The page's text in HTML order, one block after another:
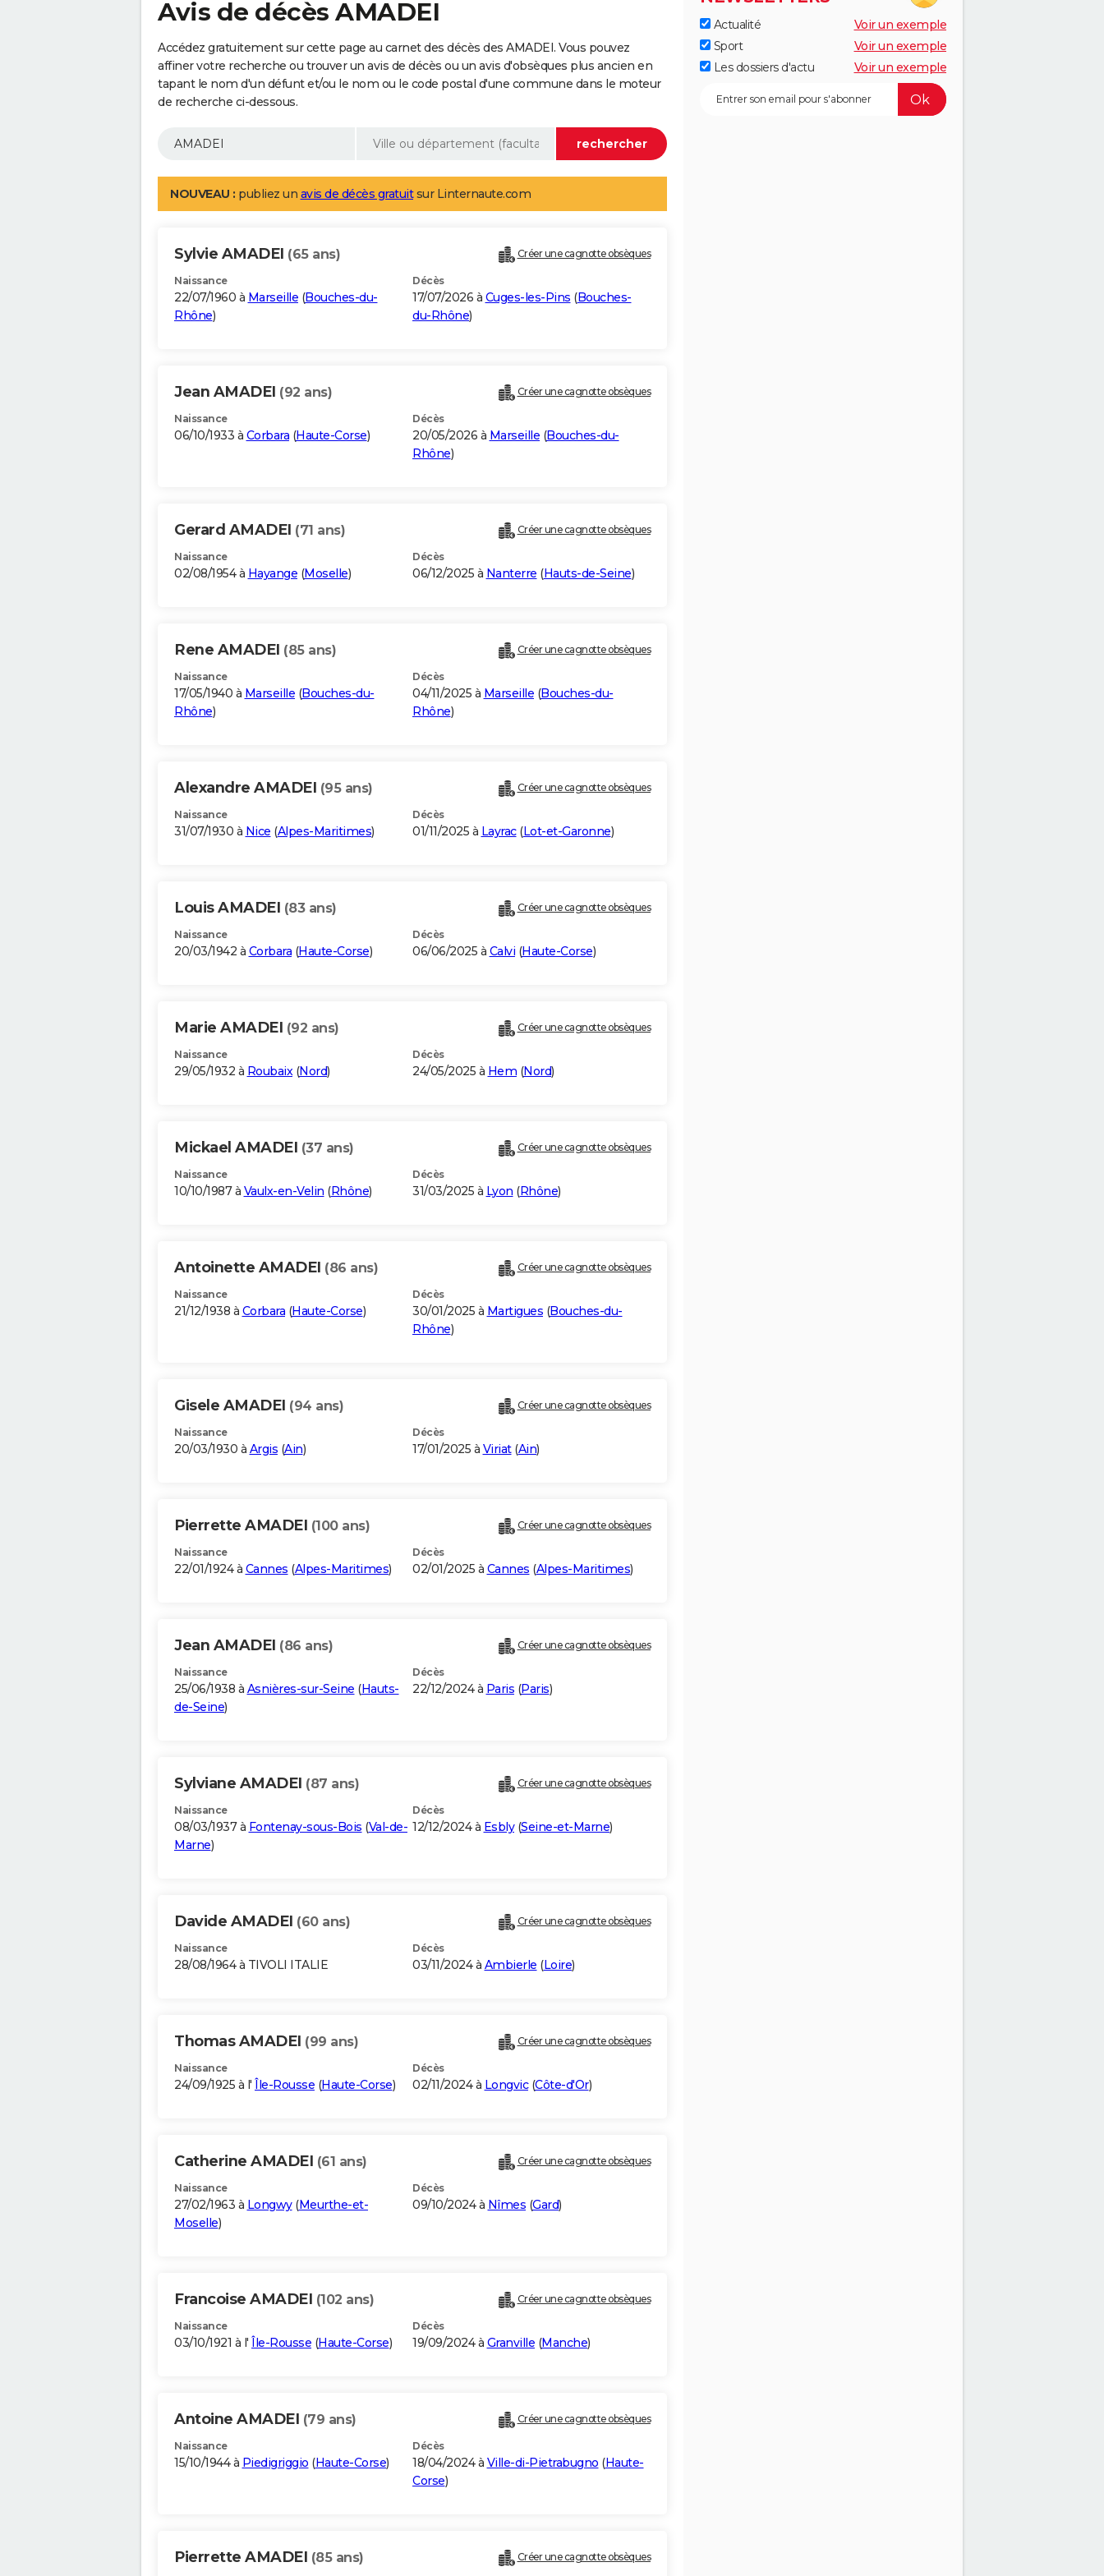
Avis de décès AMADEI
Accédez gratuitement sur cette page au carnet des décès des AMADEI. Vous pouvez
affiner votre recherche ou trouver un avis de décès ou un avis d'obsèques plus ancien en
tapant le nom d'un défunt et/ou le nom ou le code postal d'une commune dans le moteur
de recherche ci-dessous.
NOUVEAU : publiez un avis de décès gratuitsur Linternaute.com
Sylvie AMADEI (65 ans) Créer une cagnotte obsèques
Naissance
22/07/1960 à Marseille (Bouches-du-
Rhône)
Décès
17/07/2026 à Cuges-les-Pins (Bouches-
du-Rhône)
Jean AMADEI (92 ans) Créer une cagnotte obsèques
Naissance
06/10/1933 à Corbara (Haute-Corse)
Décès
20/05/2026 à Marseille (Bouches-du-
Rhône)
Gerard AMADEI (71 ans) Créer une cagnotte obsèques
Naissance
02/08/1954 à Hayange (Moselle)
Décès
06/12/2025 à Nanterre (Hauts-de-Seine)
Rene AMADEI (85 ans) Créer une cagnotte obsèques
Naissance
17/05/1940 à Marseille (Bouches-du-
Rhône)
Décès
04/11/2025 à Marseille (Bouches-du-
Rhône)
Alexandre AMADEI (95 ans) Créer une cagnotte obsèques
Naissance
31/07/1930 à Nice (Alpes-Maritimes)
Décès
01/11/2025 à Layrac(Lot-et-Garonne)
Louis AMADEI (83 ans) Créer une cagnotte obsèques
Naissance
20/03/1942 à Corbara (Haute-Corse)
Décès
06/06/2025 à Calvi (Haute-Corse)
Marie AMADEI (92 ans) Créer une cagnotte obsèques
Naissance
29/05/1932 à Roubaix(Nord)
Décès
24/05/2025 à Hem (Nord)
Mickael AMADEI (37 ans) Créer une cagnotte obsèques
Naissance
10/10/1987 à Vaulx-en-Velin (Rhône)
Décès
31/03/2025 à Lyon (Rhône)
Antoinette AMADEI (86 ans) Créer une cagnotte obsèques
Naissance
21/12/1938 à Corbara (Haute-Corse)
Décès
30/01/2025 à Martigues (Bouches-du-
Rhône)
Gisele AMADEI (94 ans) Créer une cagnotte obsèques
Naissance
20/03/1930 à Argis (Ain)
Décès
17/01/2025 à Viriat(Ain)
Pierrette AMADEI (100 ans) Créer une cagnotte obsèques
Naissance
22/01/1924 à Cannes (Alpes-Maritimes)
Décès
02/01/2025 à Cannes (Alpes-Maritimes)
Jean AMADEI (86 ans) Créer une cagnotte obsèques
Naissance
25/06/1938 à Asnières-sur-Seine (Hauts-
de-Seine)
Décès
22/12/2024 à Paris (Paris)
Sylviane AMADEI (87 ans) Créer une cagnotte obsèques
Naissance
08/03/1937 à Fontenay-sous-Bois (Val-de-
Marne)
Décès
12/12/2024 à Esbly(Seine-et-Marne)
Davide AMADEI (60 ans) Créer une cagnotte obsèques
Naissance
28/08/1964 à TIVOLI ITALIE
Décès
03/11/2024 à Ambierle (Loire)
Thomas AMADEI (99 ans) Créer une cagnotte obsèques
Naissance
24/09/1925 à l' Île-Rousse (Haute-Corse)
Décès
02/11/2024 à Longvic(Côte-d'Or)
Catherine AMADEI (61 ans) Créer une cagnotte obsèques
Naissance
27/02/1963 à Longwy(Meurthe-et-
Moselle)
Décès
09/10/2024 à Nîmes (Gard)
Francoise AMADEI (102 ans) Créer une cagnotte obsèques
Naissance
03/10/1921 à l' Île-Rousse (Haute-Corse)
Décès
19/09/2024 à Granville (Manche)
Antoine AMADEI (79 ans) Créer une cagnotte obsèques
Naissance
15/10/1944 à Piedigriggio (Haute-Corse)
Décès
18/04/2024 à Ville-di-Pietrabugno (Haute-
Corse)
Pierrette AMADEI (85 ans) Créer une cagnotte obsèques
Actualité
Voir un exemple
Sport
Voir un exemple
Les dossiers d'actu
Voir un exemple